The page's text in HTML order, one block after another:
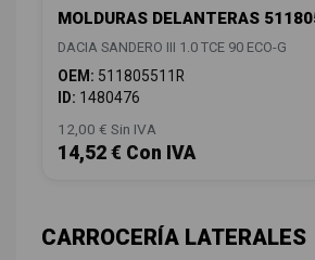
MOLDURAS DELANTERAS
DACIA SANDERO III 1.0 TCE 90 ECO-G
OEM: 511805511R
ID: 1480476
12,00 € Sin IVA
14,52 € Con IVA
CARROCERÍA LATERALES